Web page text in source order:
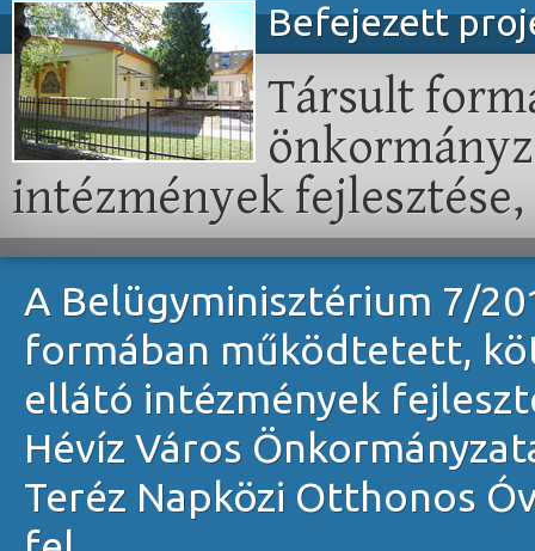
Befejezett
Társult
intézmények
A Belügyminisztérium 7/
formában működtetett,
ellátó intézmények
Hévíz Város
Teréz Napközi Otthonos